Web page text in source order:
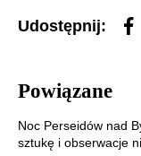
Udostępnij:
Powiązane
Noc Perseidów nad
sztukę i obserwacje